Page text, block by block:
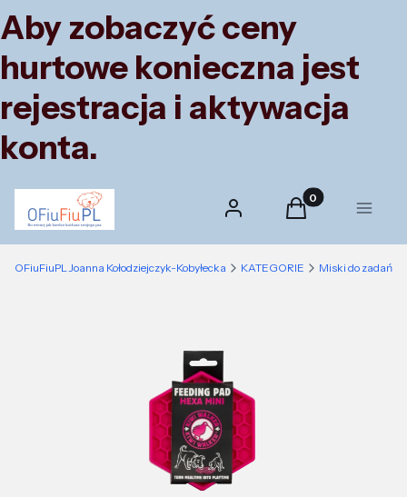
Aby zobaczyć ceny
hurtowe konieczna jest
rejestracja i aktywacja
konta.
Zaloguj się Produkty w
Koszyk Menu
OFiuFiuPL Joanna Kołodziejczyk-Kobyłecka KATEGORIE Miski do zadań